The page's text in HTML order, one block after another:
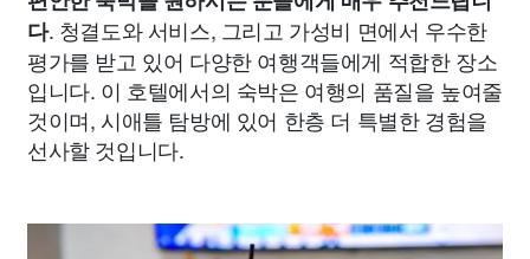
다. 청결도와 서비스, 그리고 가성비 면에서 우수한
평가를 받고 있어 다양한 여행객들에게 적합한 장소
입니다. 이 호텔에서의 숙박은 여행의 품질을 높여줄
것이며, 시애틀 탐방에 있어 한층 더 특별한 경험을
선사할 것입니다.